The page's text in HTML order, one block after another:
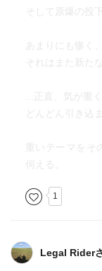
だろう。それ
東条英機被告
語の進行を語
然単発的に語り
山崎豊子なら
ぁ。
さてぼちぼちと
ろうか。随分と
そして原爆の投
あまりにも惨く
それはまた新た
...正直、気が重
どんどん引き込
重いテーマを
伺える。
1
Legal Rider